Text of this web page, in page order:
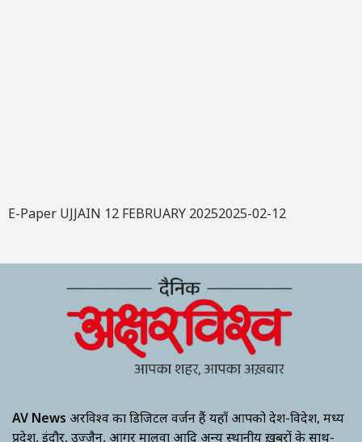
E-Paper UJJAIN 12 FEBRUARY 20252025-02-12
AV News अक्षरविश्व का डिजिटल वर्जन हैं यहाँ आपको देश-विदेश, मध्य
प्रदेश, इंदौर, उज्जैन, आगर मालवा आदि अन्य स्थानीय ख़बरों के साथ-